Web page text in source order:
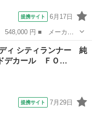
提携サイト 6月17日
レード名： ＤＸ エ
ック ディーゼルター
ィ シティランナー 純
デカール ＦＯ…
提携サイト 7月29日